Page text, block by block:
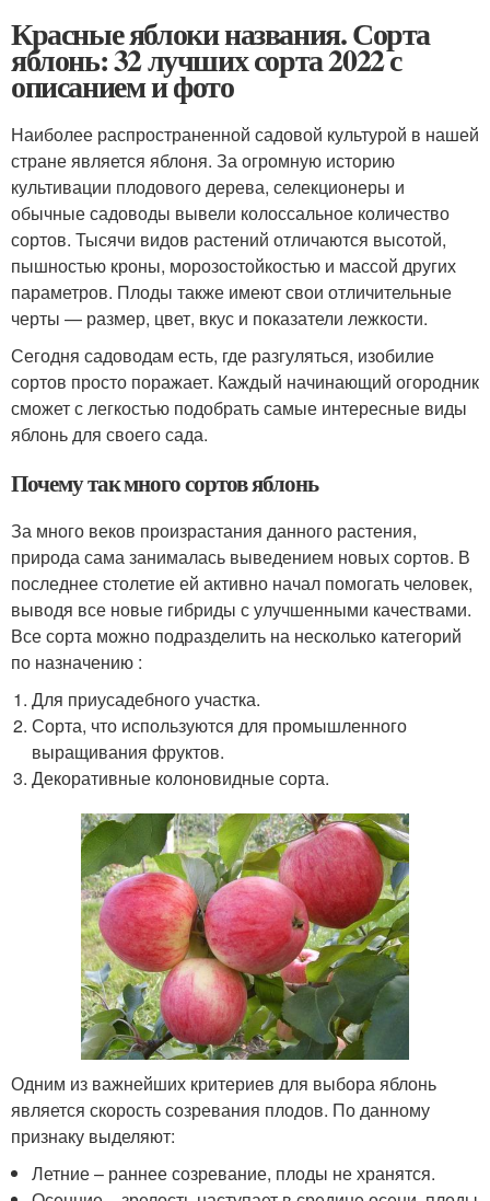
Красные яблоки названия. Сорта
яблонь: 32 лучших сорта 2022 с
описанием и фото
Наиболее распространенной садовой культурой в нашей
стране является яблоня. За огромную историю
культивации плодового дерева, селекционеры и
обычные садоводы вывели колоссальное количество
сортов. Тысячи видов растений отличаются высотой,
пышностью кроны, морозостойкостью и массой других
параметров. Плоды также имеют свои отличительные
черты — размер, цвет, вкус и показатели лежкости.
Сегодня садоводам есть, где разгуляться, изобилие
сортов просто поражает. Каждый начинающий огородник
сможет с легкостью подобрать самые интересные виды
яблонь для своего сада.
Почему так много сортов яблонь
За много веков произрастания данного растения,
природа сама занималась выведением новых сортов. В
последнее столетие ей активно начал помогать человек,
выводя все новые гибриды с улучшенными качествами.
Все сорта можно подразделить на несколько категорий
по назначению :
Для приусадебного участка.
Сорта, что используются для промышленного
выращивания фруктов.
Декоративные колоновидные сорта.
Одним из важнейших критериев для выбора яблонь
является скорость созревания плодов. По данному
признаку выделяют:
Летние – раннее созревание, плоды не хранятся.